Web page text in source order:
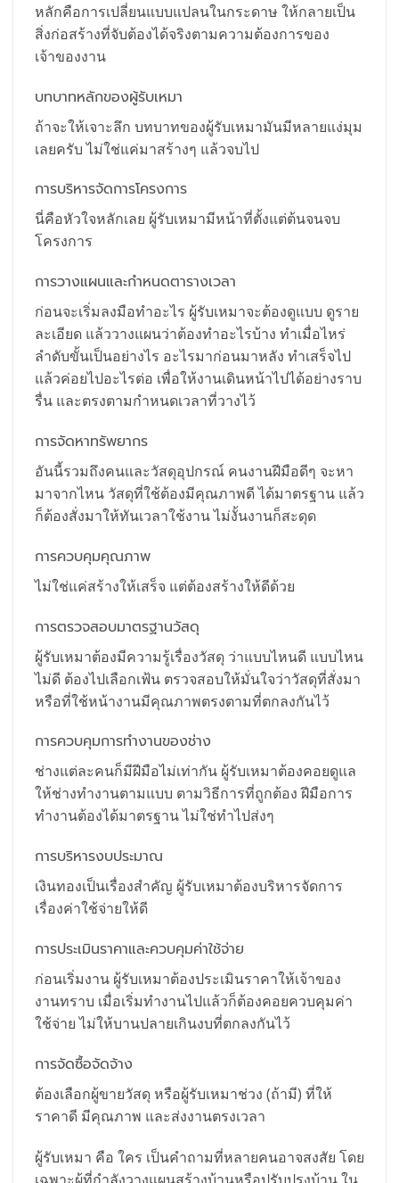
หลักคือการเปลี่ยนแบบแปลนในกระดาษ ให้กลายเป็น
สิ่งก่อสร้างที่จับต้องได้จริงตามความต้องการของ
เจ้าของงาน
บทบาทหลักของผู้รับเหมา
ถ้าจะให้เจาะลึก บทบาทของผู้รับเหมามันมีหลายแง่มุม
เลยครับ ไม่ใช่แค่มาสร้างๆ แล้วจบไป
การบริหารจัดการโครงการ
นี่คือหัวใจหลักเลย ผู้รับเหมามีหน้าที่ตั้งแต่ต้นจนจบ
โครงการ
การวางแผนและกำหนดตารางเวลา
ก่อนจะเริ่มลงมือทำอะไร ผู้รับเหมาจะต้องดูแบบ ดูราย
ละเอียด แล้ววางแผนว่าต้องทำอะไรบ้าง ทำเมื่อไหร่
ลำดับขั้นเป็นอย่างไร อะไรมาก่อนมาหลัง ทำเสร็จไป
แล้วค่อยไปอะไรต่อ เพื่อให้งานเดินหน้าไปได้อย่างราบ
รื่น และตรงตามกำหนดเวลาที่วางไว้
การจัดหาทรัพยากร
อันนี้รวมถึงคนและวัสดุอุปกรณ์ คนงานฝีมือดีๆ จะหา
มาจากไหน วัสดุที่ใช้ต้องมีคุณภาพดี ได้มาตรฐาน แล้ว
ก็ต้องสั่งมาให้ทันเวลาใช้งาน ไม่งั้นงานก็สะดุด
การควบคุมคุณภาพ
ไม่ใช่แค่สร้างให้เสร็จ แต่ต้องสร้างให้ดีด้วย
การตรวจสอบมาตรฐานวัสดุ
ผู้รับเหมาต้องมีความรู้เรื่องวัสดุ ว่าแบบไหนดี แบบไหน
ไม่ดี ต้องไปเลือกเฟ้น ตรวจสอบให้มั่นใจว่าวัสดุที่สั่งมา
หรือที่ใช้หน้างานมีคุณภาพตรงตามที่ตกลงกันไว้
การควบคุมการทำงานของช่าง
ช่างแต่ละคนก็มีฝีมือไม่เท่ากัน ผู้รับเหมาต้องคอยดูแล
ให้ช่างทำงานตามแบบ ตามวิธีการที่ถูกต้อง ฝีมือการ
ทำงานต้องได้มาตรฐาน ไม่ใช่ทำไปส่งๆ
การบริหารงบประมาณ
เงินทองเป็นเรื่องสำคัญ ผู้รับเหมาต้องบริหารจัดการ
เรื่องค่าใช้จ่ายให้ดี
การประเมินราคาและควบคุมค่าใช้จ่าย
ก่อนเริ่มงาน ผู้รับเหมาต้องประเมินราคาให้เจ้าของ
งานทราบ เมื่อเริ่มทำงานไปแล้วก็ต้องคอยควบคุมค่า
ใช้จ่าย ไม่ให้บานปลายเกินงบที่ตกลงกันไว้
การจัดซื้อจัดจ้าง
ต้องเลือกผู้ขายวัสดุ หรือผู้รับเหมาช่วง (ถ้ามี) ที่ให้
ราคาดี มีคุณภาพ และส่งงานตรงเวลา
ผู้รับเหมา คือ ใคร เป็นคำถามที่หลายคนอาจสงสัย โดย